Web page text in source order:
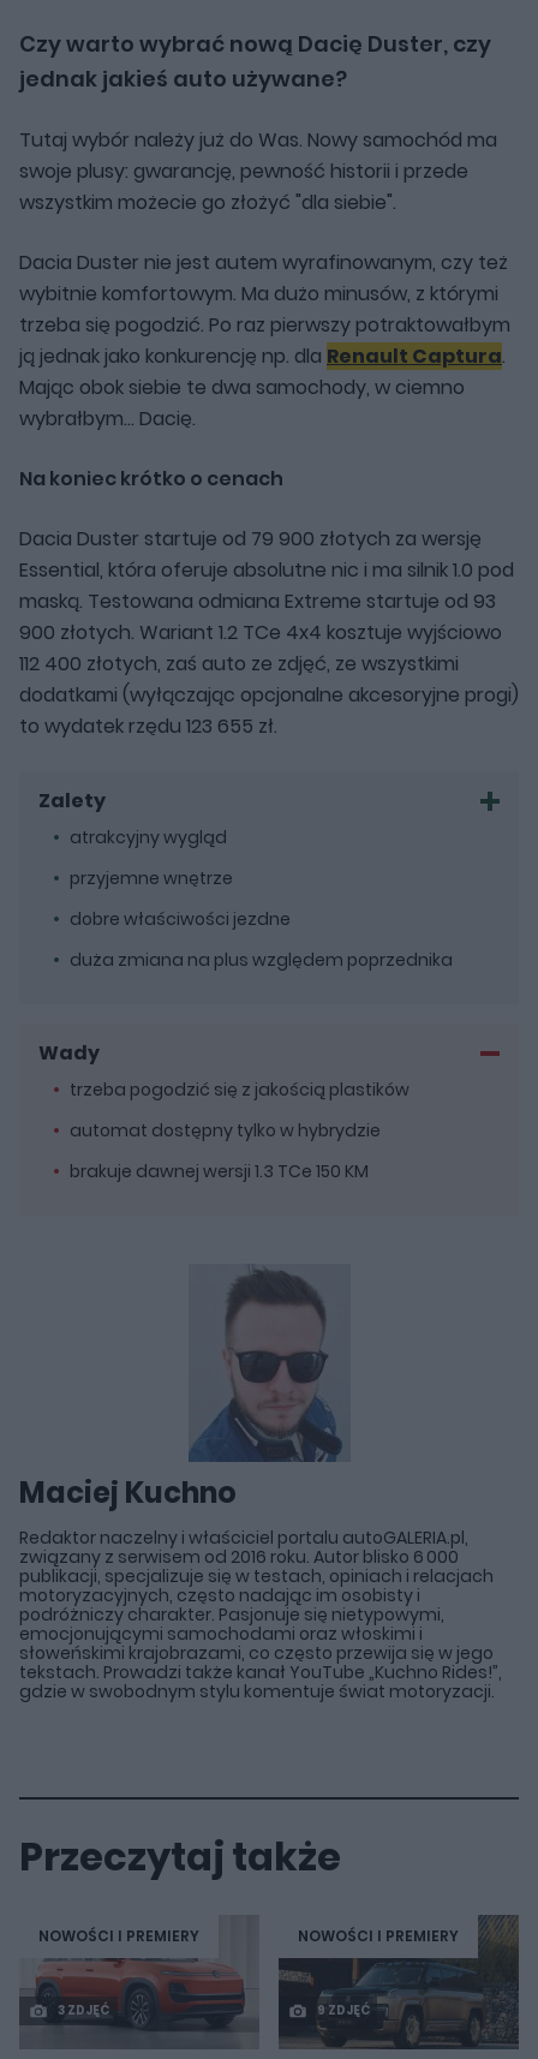
Czy warto wybrać nową Dacię Duster, czy
jednak jakieś auto używane?
Tutaj wybór należy już do Was. Nowy samochód ma
swoje plusy: gwarancję, pewność historii i przede
wszystkim możecie go złożyć "dla siebie".
Dacia Duster nie jest autem wyrafinowanym, czy też
wybitnie komfortowym. Ma dużo minusów, z którymi
trzeba się pogodzić. Po raz pierwszy potraktowałbym
ją jednak jako konkurencję np. dla Renault Captura.
Mając obok siebie te dwa samochody, w ciemno
wybrałbym... Dacię.
Na koniec krótko o cenach
Dacia Duster startuje od 79 900 złotych za wersję
Essential, która oferuje absolutne nic i ma silnik 1.0 pod
maską. Testowana odmiana Extreme startuje od 93
900 złotych. Wariant 1.2 TCe 4x4 kosztuje wyjściowo
112 400 złotych, zaś auto ze zdjęć, ze wszystkimi
dodatkami (wyłączając opcjonalne akcesoryjne progi)
to wydatek rzędu 123 655 zł.
Zalety
atrakcyjny wygląd
przyjemne wnętrze
dobre właściwości jezdne
duża zmiana na plus względem poprzednika
Wady
trzeba pogodzić się z jakością plastików
automat dostępny tylko w hybrydzie
brakuje dawnej wersji 1.3 TCe 150 KM
Maciej Kuchno
Redaktor naczelny i właściciel portalu autoGALERIA.pl,
związany z serwisem od 2016 roku. Autor blisko 6 000
publikacji, specjalizuje się w testach, opiniach i relacjach
motoryzacyjnych, często nadając im osobisty i
podróżniczy charakter. Pasjonuje się nietypowymi,
emocjonującymi samochodami oraz włoskimi i
słoweńskimi krajobrazami, co często przewija się w jego
tekstach. Prowadzi także kanał YouTube „Kuchno Rides!”,
gdzie w swobodnym stylu komentuje świat motoryzacji.
Przeczytaj także
NOWOŚCI I PREMIERY
3 ZDJĘĆ
NOWOŚCI I PREMIERY
9 ZDJĘĆ